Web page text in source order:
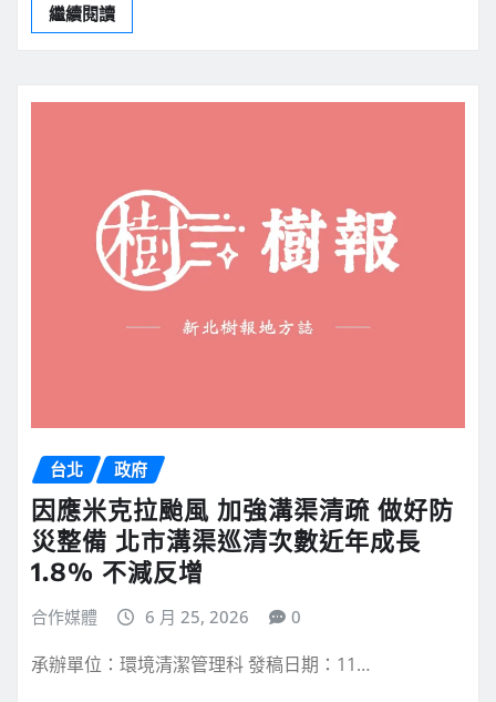
繼續閱讀
台北 政府
因應米克拉颱風 加強溝渠清疏 做好防
災整備 北市溝渠巡清次數近年成長
1.8% 不減反增
合作媒體 6 月 25, 2026 0
承辦單位：環境清潔管理科 發稿日期：11…